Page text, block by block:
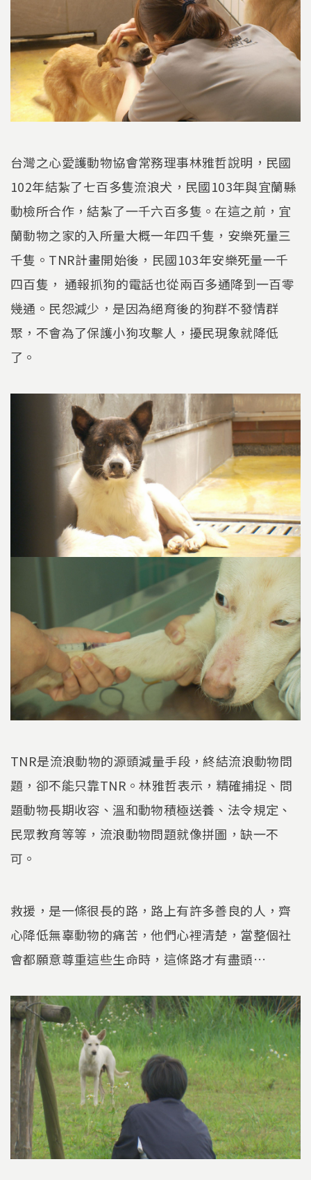
台灣之心愛護動物協會常務理事林雅哲說明，民國
102年結紮了七百多隻流浪犬，民國103年與宜蘭縣
動檢所合作，結紮了一千六百多隻。在這之前，宜
蘭動物之家的入所量大概一年四千隻，安樂死量三
千隻。TNR計畫開始後，民國103年安樂死量一千
四百隻， 通報抓狗的電話也從兩百多通降到一百零
幾通。民怨減少，是因為絕育後的狗群不發情群
聚，不會為了保護小狗攻擊人，擾民現象就降低
了。
TNR是流浪動物的源頭減量手段，終結流浪動物問
題，卻不能只靠TNR。林雅哲表示，精確捕捉、問
題動物長期收容、溫和動物積極送養、法令規定、
民眾教育等等，流浪動物問題就像拼圖，缺一不
可。
救援，是一條很長的路，路上有許多善良的人，齊
心降低無辜動物的痛苦，他們心裡清楚，當整個社
會都願意尊重這些生命時，這條路才有盡頭…